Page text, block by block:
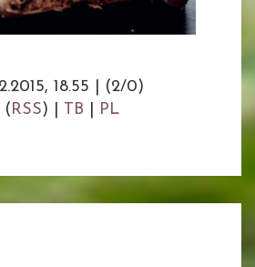
18.55
(2/0)
( RSS) | TB PL